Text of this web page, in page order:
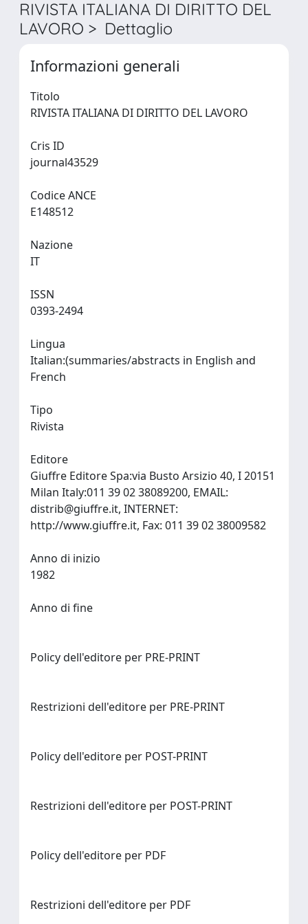
RIVISTA ITALIANA DI DIRITTO DEL
LAVORO > Dettaglio
Informazioni generali
Titolo
Cris ID
Codice ANCE
Nazione
ISSN
Lingua
Italian:(summaries/abstracts in English and
Tipo
Rivista
Editore
Giuffre Editore Spa:via Busto Arsizio 40, I 20151
Milan Italy:011 39 02 38089200, EMAIL:
distrib@giuffre.it, INTERNET:
Anno di inizio
Anno di fine
Policy dell'editore per PRE-PRINT
Restrizioni dell'editore per PRE-PRINT
Policy dell'editore per POST-PRINT
Restrizioni dell'editore per POST-PRINT
Policy dell'editore per PDF
Restrizioni dell'editore per PDF